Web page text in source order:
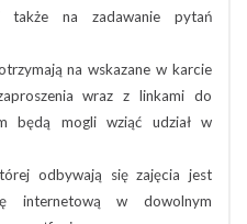
także na zadawanie pytań
na wskazane w karcie
wraz z linkami do
będą mogli wziąć udział w
odbywają się zajęcia jest
internetową w dowolnym